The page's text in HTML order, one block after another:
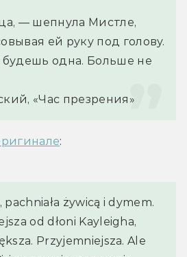
— шепнула Мистле,
ей руку под голову.
одна. Больше не
«Час презрения»
:
pachniała żywicą i dymem.
od dłoni Kayleigha,
Przyjemniejsza. Ale